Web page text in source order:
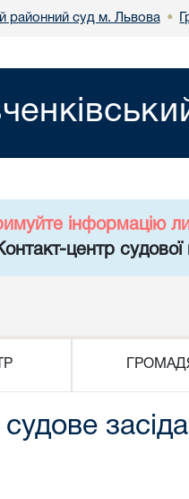
районний суд м. Львова •
інформацію
центр